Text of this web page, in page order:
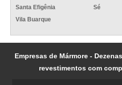
Santa Efigênia
Sé
Vila Buarque
Empresas de Mármore -
revestimentos com